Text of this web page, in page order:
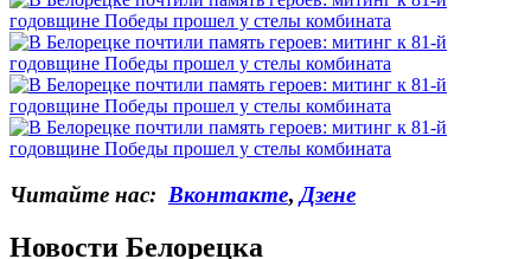
Читайте нас: Вконтакте, Дзене
Новости Белорецка